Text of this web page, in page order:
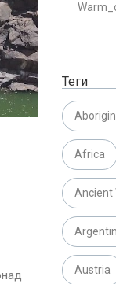
Теги
Africa
Ancient
Austria